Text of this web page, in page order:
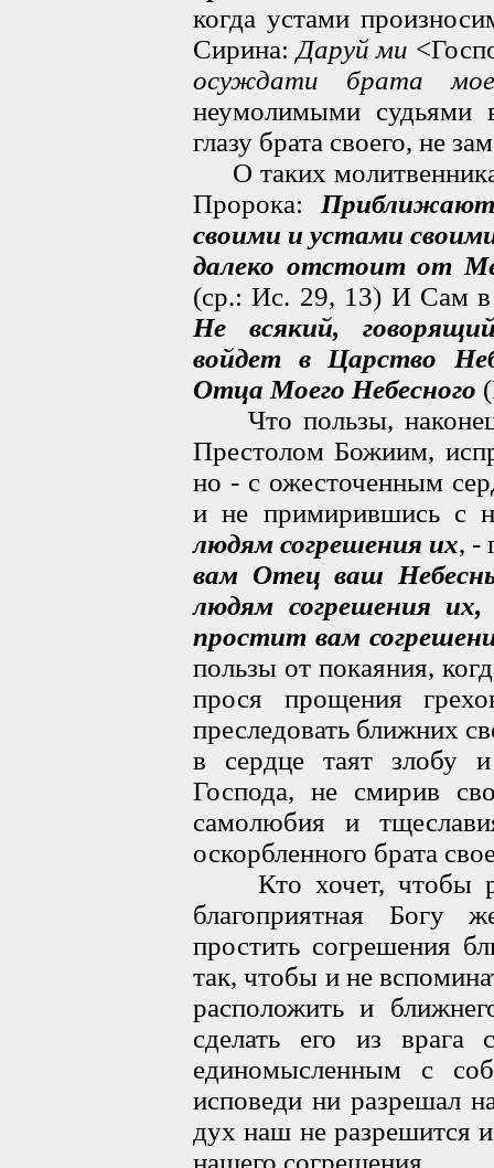
когда устами
Сирина: Даруй ми
осуждати брата
неумолимыми судьями
глазу брата своего, не
О таких
Пророка:
своими и устами
далеко отстоит от
(ср.: Ис. 29, 13) И Сам в
Не всякий,
войдет в Царство
Отца Моего Небесного
Что пользы,
Престолом Божиим,
но - с ожесточенным
и не примирившись с
людям согрешения их, -
вам Отец ваш
людям согрешения
простит вам
пользы от покаяния,
прося прощения
преследовать ближних
в сердце таят злобу
Господа, не смирив
самолюбия и
оскорбленного брата
Кто хочет, чтобы
благоприятная Богу
простить согрешения
так, чтобы и не
расположить и
сделать его из
единомысленным с
исповеди ни разрешал
дух наш не разрешится
нашего согрешения.